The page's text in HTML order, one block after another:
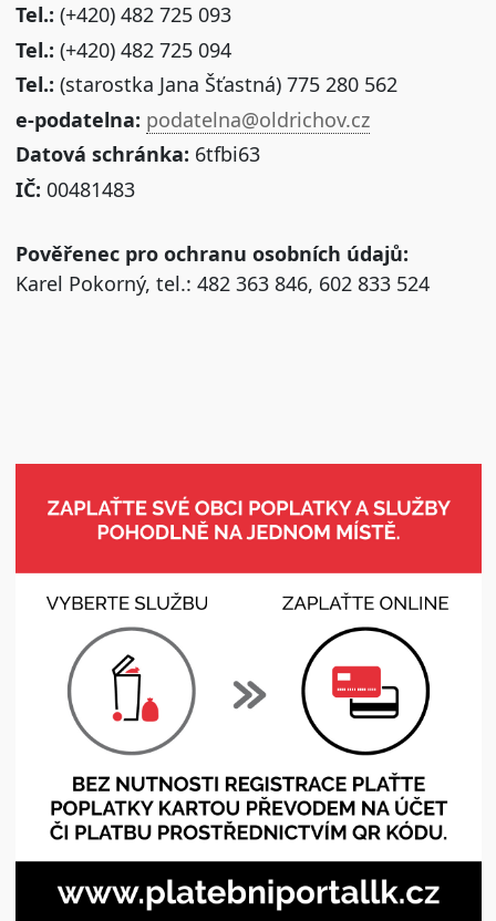
Tel.: (+420) 482 725 093
Tel.: (+420) 482 725 094
Tel.: (starostka Jana Šťastná) 775 280 562
e-podatelna: podatelna@oldrichov.cz
Datová schránka: 6tfbi63
IČ: 00481483
Pověřenec pro ochranu osobních údajů:
Karel Pokorný, tel.: 482 363 846, 602 833 524